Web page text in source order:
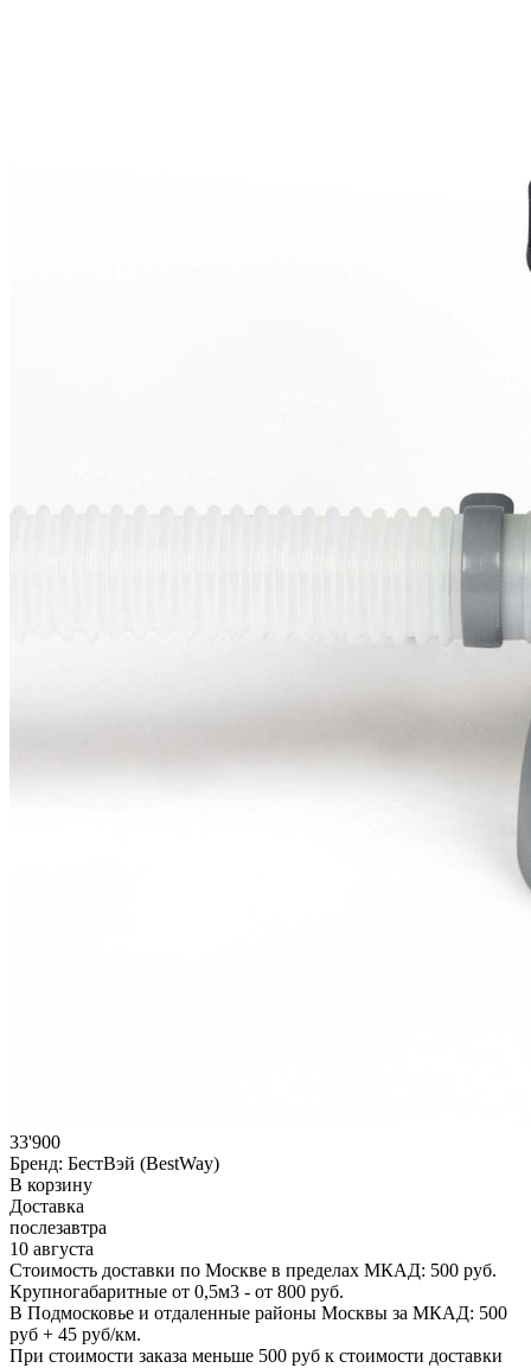
33'900
Бренд: БестВэй (BestWay)
В корзину
Доставка
послезавтра
10 августа
Стоимость доставки по Москве в пределах МКАД: 500 руб.
Крупногабаритные от 0,5м3 - от 800 руб.
В Подмосковье и отдаленные районы Москвы за МКАД: 500
руб + 45 руб/км.
При стоимости заказа меньше 500 руб к стоимости доставки